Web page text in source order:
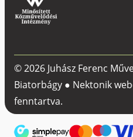
© 2026 Juhász Ferenc
Biatorbágy ● Nektonik
fenntartva.